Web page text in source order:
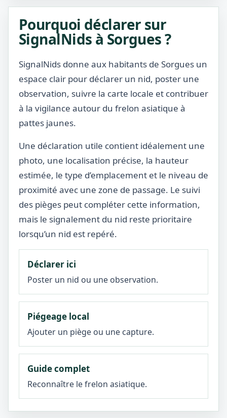
Pourquoi déclarer sur
SignalNids à Sorgues ?
SignalNids donne aux habitants de Sorgues un
espace clair pour déclarer un nid, poster une
observation, suivre la carte locale et contribuer
à la vigilance autour du frelon asiatique à
pattes jaunes.
Une déclaration utile contient idéalement une
photo, une localisation précise, la hauteur
estimée, le type d’emplacement et le niveau de
proximité avec une zone de passage. Le suivi
des pièges peut compléter cette information,
mais le signalement du nid reste prioritaire
lorsqu’un nid est repéré.
Déclarer ici
Poster un nid ou une observation.
Piégeage local
Ajouter un piège ou une capture.
Guide complet
Reconnaître le frelon asiatique.